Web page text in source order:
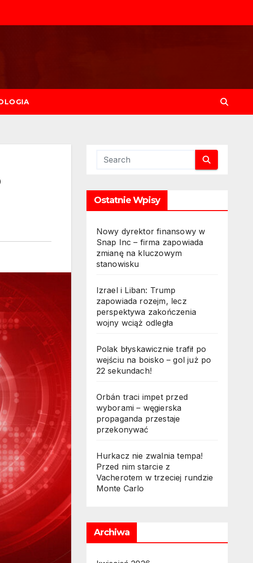
Ostatnie Wpisy
Nowy dyrektor finansowy w
Snap Inc – firma zapowiada
zmianę na kluczowym
stanowisku
Izrael i Liban: Trump
zapowiada rozejm, lecz
perspektywa zakończenia
wojny wciąż odległa
Polak błyskawicznie trafił po
wejściu na boisko – gol już po
22 sekundach!
Orbán traci impet przed
wyborami – węgierska
propaganda przestaje
przekonywać
Hurkacz nie zwalnia tempa!
Przed nim starcie z
Vacherotem w trzeciej rundzie
Monte Carlo
Archiwa